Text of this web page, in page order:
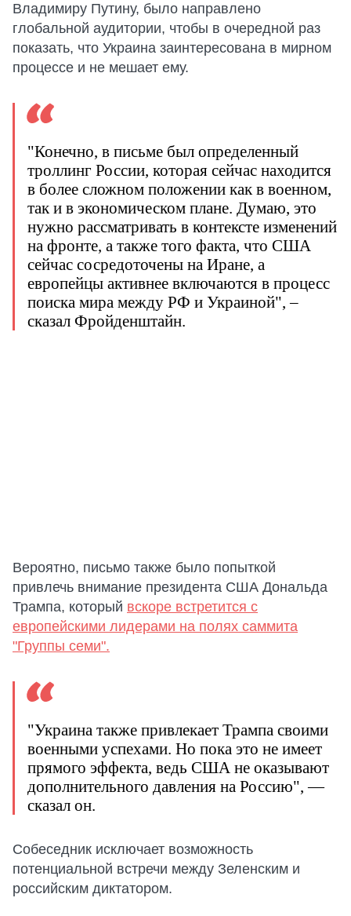
Владимиру Путину, было направлено
глобальной аудитории, чтобы в очередной раз
показать, что Украина заинтересована в мирном
процессе и не мешает ему.
"Конечно, в письме был определенный
троллинг России, которая сейчас находится
в более сложном положении как в военном,
так и в экономическом плане. Думаю, это
нужно рассматривать в контексте изменений
на фронте, а также того факта, что США
сейчас сосредоточены на Иране, а
европейцы активнее включаются в процесс
поиска мира между РФ и Украиной", –
сказал Фройденштайн.
Вероятно, письмо также было попыткой
привлечь внимание президента США Дональда
Трампа, который вскоре встретится с
европейскими лидерами на полях саммита
"Группы семи".
"Украина также привлекает Трампа своими
военными успехами. Но пока это не имеет
прямого эффекта, ведь США не оказывают
дополнительного давления на Россию", —
сказал он.
Собеседник исключает возможность
потенциальной встречи между Зеленским и
российским диктатором.